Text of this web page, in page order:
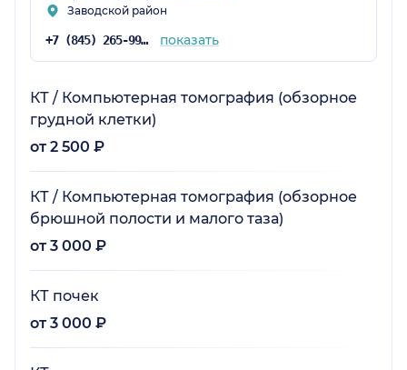
Заводской район
+7 (845) 265-99-61 показать
КТ / Компьютерная томография (обзорное
грудной клетки)
от 2 500 ₽
КТ / Компьютерная томография (обзорное
брюшной полости и малого таза)
от 3 000 ₽
КТ почек
от 3 000 ₽